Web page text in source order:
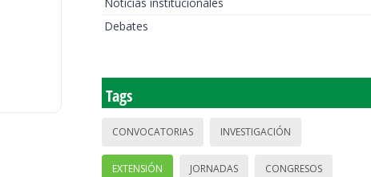
Debates
Tags
CONVOCATORIAS INVESTIGACIÓN
EXTENSIÓN JORNADAS CONGRESOS